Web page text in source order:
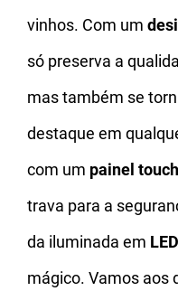
vinhos. Com um
só preserva a
mas também se
destaque em
com um painel touch
trava para a
da iluminada em LED
mágico. Vamos aos